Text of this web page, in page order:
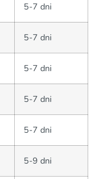
5-7 dni
5-7 dni
5-7 dni
5-7 dni
5-7 dni
5-9 dni